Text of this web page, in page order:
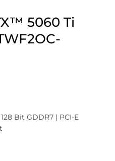
5060 Ti
Bit GDDR7 | PCI-E